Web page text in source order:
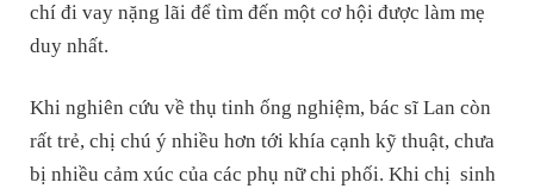
chí đi vay nặng lãi để tìm đến một cơ hội được làm mẹ
duy nhất.
Khi nghiên cứu về thụ tinh ống nghiệm, bác sĩ Lan còn
rất trẻ, chị chú ý nhiều hơn tới khía cạnh kỹ thuật, chưa
bị nhiều cảm xúc của các phụ nữ chi phối. Khi chị sinh